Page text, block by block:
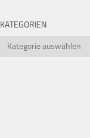
KATEGORIEN
Kategorien